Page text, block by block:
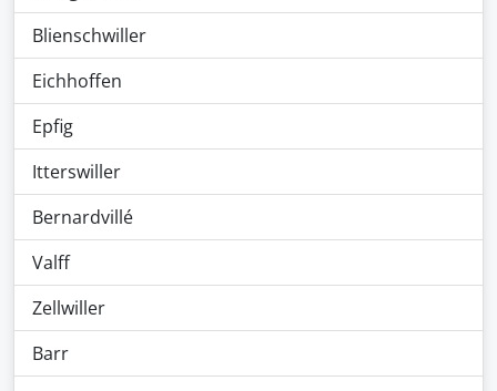
Blienschwiller
Eichhoffen
Epfig
Itterswiller
Bernardvillé
Valff
Zellwiller
Barr